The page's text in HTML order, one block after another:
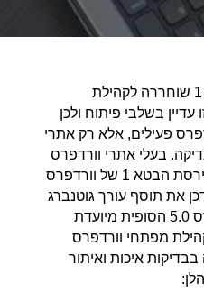
וורדפרס בגירסה 5.0 בטא 1 שוחררה לקהילת
בשלבי פיתוח ולכן
פעילים, אלא רק אתרי
בעלי אתרי וורדפרס
אשר מבקשים לבדוק את גירסת הבטא 1 של וורדפרס
את תוסף עורך גוטנברג
לגירסה 4.1. גירסת וורדפרס 5.0 הסופית מיועדת
וקהילת מפתחי וורדפרס
איכות ואיתור